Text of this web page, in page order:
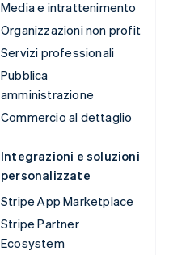
Media e intrattenimento
Organizzazioni non profit
Servizi professionali
Pubblica
amministrazione
Commercio al dettaglio
Integrazioni e soluzioni
personalizzate
Stripe App Marketplace
Stripe Partner
Ecosystem